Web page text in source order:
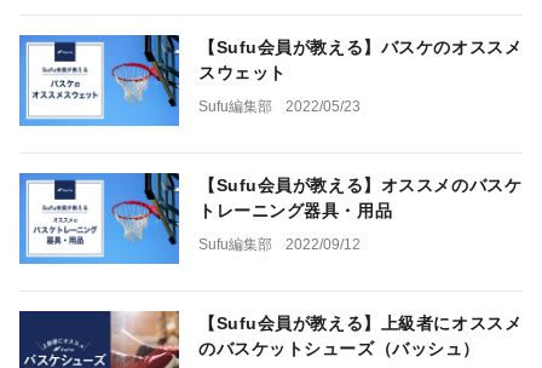
【Sufu会員が教える】バスケのオススメ
スウェット
Sufu編集部 2022/05/23
【Sufu会員が教える】オススメのバスケ
トレーニング器具・用品
Sufu編集部 2022/09/12
【Sufu会員が教える】上級者にオススメ
のバスケットシューズ（バッシュ）